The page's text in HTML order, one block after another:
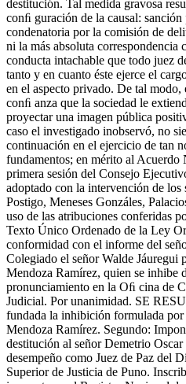
destitución. Tal medida gravosa
conﬁ guración de la causal: sanción
condenatoria por la comisión de
ni la más absoluta correspondencia
conducta intachable que todo juez
tanto y en cuanto éste ejerce el
en el aspecto privado. De tal modo,
conﬁ anza que la sociedad le
proyectar una imagen pública
caso el investigado inobservó, no
continuación en el ejercicio de tan
fundamentos; en mérito al Acuerdo
primera sesión del Consejo
adoptado con la intervención de los
Postigo, Meneses Gonzáles,
uso de las atribuciones conferidas
Texto Único Ordenado de la Ley
conformidad con el informe del
Colegiado el señor Walde Jáuregui
Mendoza Ramírez, quien se inhibe
pronunciamiento en la Oﬁ cina de
Judicial. Por unanimidad. SE
fundada la inhibición formulada
Mendoza Ramírez. Segundo:
destitución al señor Demetrio
desempeño como Juez de Paz del
Superior de Justicia de Puno.